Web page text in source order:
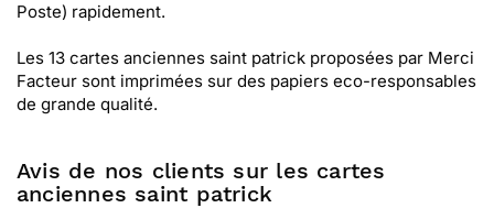
Poste) rapidement.
Les 13 cartes anciennes saint patrick proposées par Merci
Facteur sont imprimées sur des papiers eco-responsables
de grande qualité.
Avis de nos clients sur les cartes
anciennes saint patrick